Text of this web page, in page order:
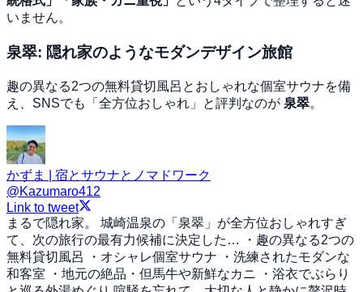
いません。
泉翠: 隠れ家のようなモダンデザイン旅館
趣の異なる2つの無料貸切風呂とおしゃれな個室サウナを備
え、SNSでも「全方位おしゃれ」と評判なのが 泉翠。
かずま | 宿とサウナとノマドワーク
@Kazumaro412
Link to tweet
まるで隠れ家。 城崎温泉の「泉翠」が全方位おしゃれすぎ
て、次の旅行の最有力候補に決定した… ・趣の異なる2つの
無料貸切風呂 ・オシャレ個室サウナ ・洗練されたモダンな
和客室 ・地元の絶品・但馬牛や新鮮なカニ ・浴衣でぶらり